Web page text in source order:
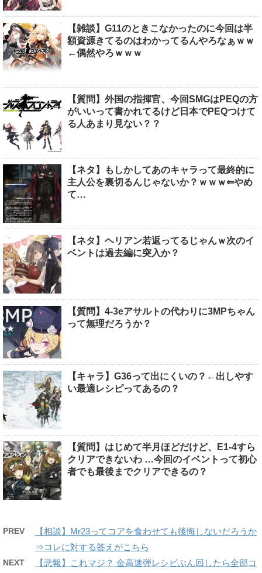
【雑談】G11のときこなかったのに今回は半
額資源きてるのはわかってるんやろなぁｗｗ
←偶然やろｗｗｗ
【質問】外国の指揮官、今回SMGはPEQの方
がいいって書かれてるけど日本でPEQつけて
る人あまり見ない？？
【ネタ】もしかしてあのキャラって最終的に
主人公を裏切るんじゃないか？ｗｗｗ⇐やめ
て…
【ネタ】ヘリアン若返ってるじゃんｗ次のイ
ベントは過去編に突入か？
【質問】4-3eアサルトの代わりに3MPちゃん
って無理だろうか？
【キャラ】G36って出にくいの？←出しやす
い最適レシピってあるの？
【質問】はじめて半月ほどだけど、E1-4すら
クリアできないわ …今回のイベントって初心
者でも最後までクリアできるの？
PREV
【相談】Mr23ってコアを食わせても後悔しないだろうか
⇒コレに対する答えがこちら
NEXT
【悲報】これマジ？ 金高速弾レシピぶん回したら全部コ